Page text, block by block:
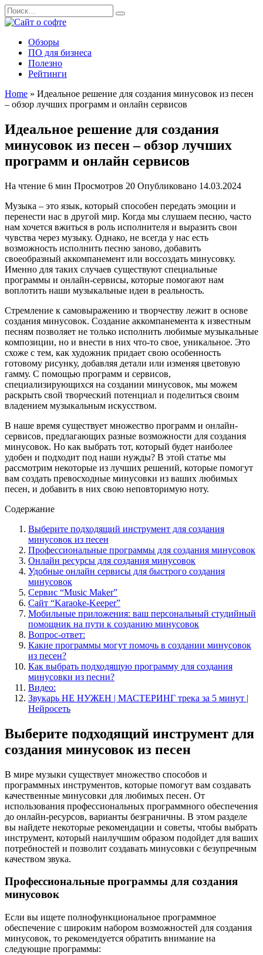
Перейти
к
содержанию
Search
for:
Обзоры
ПО для бизнеса
Полезно
Рейтинги
Home » Идеальное решение для создания минусовок из песен
– обзор лучших программ и онлайн сервисов
Идеальное решение для создания
минусовок из песен – обзор лучших
программ и онлайн сервисов
На чтение 6 мин Просмотров 20 Опубликовано 14.03.2024
Музыка – это язык, который способен передать эмоции и
перенести нас в другой мир. Когда мы слушаем песню, часто
нам хочется вжиться в роль исполнителя и выразить свои
чувства через музыку. Однако, не всегда у нас есть
возможность исполнить песню заново, добавить
своеобразный аккомпанемент или воссоздать минусовку.
Именно для таких случаев существуют специальные
программы и онлайн-сервисы, которые помогают нам
воплотить наши музыкальные идеи в реальность.
Стремление к самовыражению и творчеству лежит в основе
создания минусовок. Создание аккомпанемента к известным
песням позволяет не только исполнить любимые музыкальные
композиции, но и внести в них что-то свое, уникальное. Это
схоже с тем, как художник придает свою особенность
готовому рисунку, добавляя детали или изменяя цветовую
гамму. С помощью программ и сервисов,
специализирующихся на создании минусовок, мы можем
раскрыть свой творческий потенциал и поделиться своим
владением музыкальным искусством.
В наше время существует множество программ и онлайн-
сервисов, предлагающих разные возможности для создания
минусовок. Но как выбрать тот, который будет наиболее
удобен и подходит под наши нужды? В этой статье мы
рассмотрим некоторые из лучших решений, которые помогут
вам создать превосходные минусовки из ваших любимых
песен, и добавить в них свою неповторимую ноту.
Содержание
Выберите подходящий инструмент для создания
минусовок из песен
Профессиональные программы для создания минусовок
Онлайн ресурсы для создания минусовок
Удобные онлайн сервисы для быстрого создания
минусовок
Сервис “Music Maker”
Сайт “Karaoke-Keeper”
Мобильные приложения: ваш персональный студийный
помощник на пути к созданию минусовок
Вопрос-ответ:
Какие программы могут помочь в создании минусовок
из песен?
Как выбрать подходящую программу для создания
минусовки из песни?
Видео:
Звукарь НЕ НУЖЕН | МАСТЕРИНГ трека за 5 минут |
Нейросеть
Выберите подходящий инструмент для
создания минусовок из песен
В мире музыки существует множество способов и
программных инструментов, которые помогут вам создавать
качественные минусовки для любимых песен. От
использования профессиональных программного обеспечения
до онлайн-ресурсов, варианты безграничны. В этом разделе
вы найдете некоторые рекомендации и советы, чтобы выбрать
инструмент, который наилучшим образом подойдет для ваших
потребностей и позволит создавать минусовки с безупречным
качеством звука.
Профессиональные программы для создания
минусовок
Если вы ищете полнофункциональное программное
обеспечение с широким набором возможностей для создания
минусовок, то рекомендуется обратить внимание на
следующие программы: